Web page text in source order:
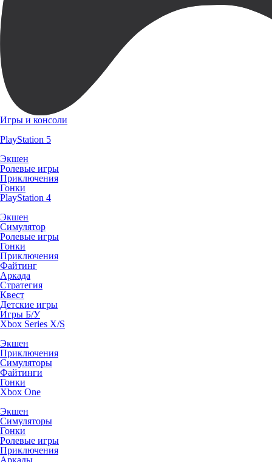
Игры и консоли
PlayStation 5
Экшен
Ролевые игры
Приключения
Гонки
PlayStation 4
Экшен
Симулятор
Ролевые игры
Гонки
Приключения
Файтинг
Аркада
Стратегия
Квест
Детские игры
Игры Б/У
Xbox Series X/S
Экшен
Приключения
Симуляторы
Файтинги
Гонки
Xbox One
Экшен
Симуляторы
Гонки
Ролевые игры
Приключения
Аркады